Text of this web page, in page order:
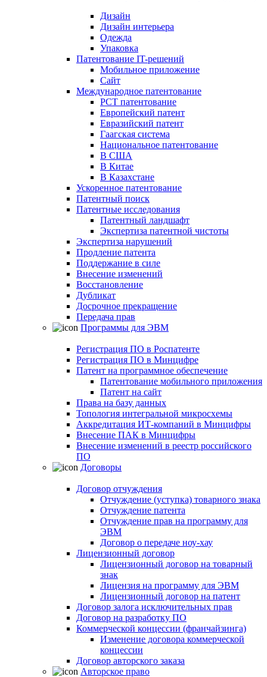
Дизайн
Дизайн интерьера
Одежда
Упаковка
Патентование IT-решений
Мобильное приложение
Сайт
Международное патентование
PCT патентование
Европейский патент
Евразийский патент
Гаагская система
Национальное патентование
В США
В Китае
В Казахстане
Ускоренное патентование
Патентный поиск
Патентные исследования
Патентный ландшафт
Экспертиза патентной чистоты
Экспертиза нарушений
Продление патента
Поддержание в силе
Внесение изменений
Восстановление
Дубликат
Досрочное прекращение
Передача прав
Программы для ЭВМ
Регистрация ПО в Роспатенте
Регистрация ПО в Минцифре
Патент на программное обеспечение
Патентование мобильного приложения
Патент на сайт
Права на базу данных
Топология интегральной микросхемы
Аккредитация ИТ-компаний в Минцифры
Внесение ПАК в Минцифры
Внесение изменений в реестр российского
ПО
Договоры
Договор отчуждения
Отчуждение (уступка) товарного знака
Отчуждение патента
Отчуждение прав на программу для
ЭВМ
Договор о передаче ноу-хау
Лицензионный договор
Лицензионный договор на товарный
знак
Лицензия на программу для ЭВМ
Лицензионный договор на патент
Договор залога исключительных прав
Договор на разработку ПО
Коммерческой концессии (франчайзинга)
Изменение договора коммерческой
концессии
Договор авторского заказа
Авторское право